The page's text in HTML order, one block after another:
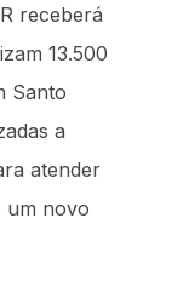
receberá
13.500
Santo
a
atender
um novo